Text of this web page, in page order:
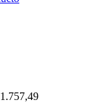
1.757,49